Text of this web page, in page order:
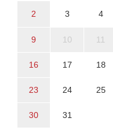
2 3 4
9 10 11
16 17 18
23 24 25
30 31